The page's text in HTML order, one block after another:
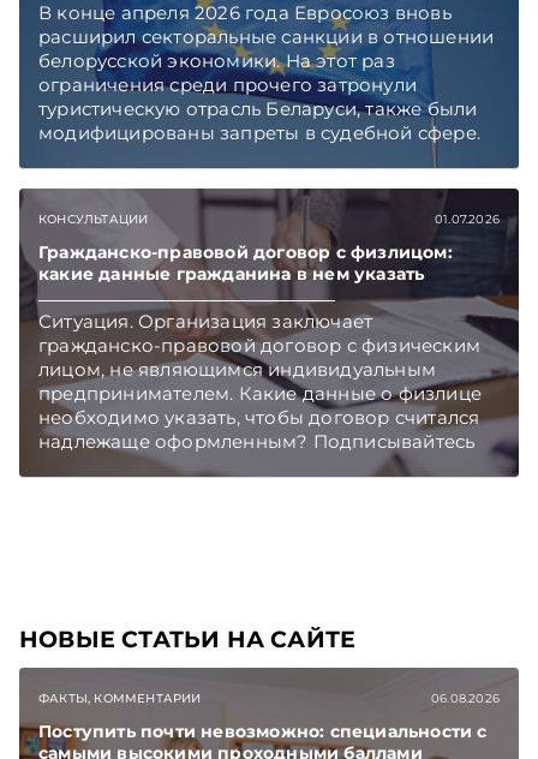
В конце апреля 2026 года Евросоюз вновь
расширил секторальные санкции в отношении
белорусской экономики. На этот раз
ограничения среди прочего затронули
туристическую отрасль Беларуси, также были
модифицированы запреты в судебной сфере.
Правовой контекст и последствия введения
обсудила с Юрием Владимировичем
Шумиловым, основателем и партнером
юридической фирмы YS Advisors,
специализирующейся на санкционном праве.
Подписывайтесь на Telegram‑канал и Viber.
Главное об экономике Беларуси — раньше,
чем в новостях TelegramViber
КОНСУЛЬТАЦИИ 01.07.2026
Гражданско-правовой договор с физлицом:
какие данные гражданина в нем указать
Ситуация. Организация заключает
гражданско-правовой договор с физическим
лицом, не являющимся индивидуальным
предпринимателем. Какие данные о физлице
необходимо указать, чтобы договор считался
надлежаще оформленным? Подписывайтесь
на Telegram‑канал и Viber. Главное об
НОВЫЕ СТАТЬИ НА САЙТЕ
ФАКТЫ, КОММЕНТАРИИ 06.08.2026
Поступить почти невозможно: специальности с
самыми высокими проходными баллами